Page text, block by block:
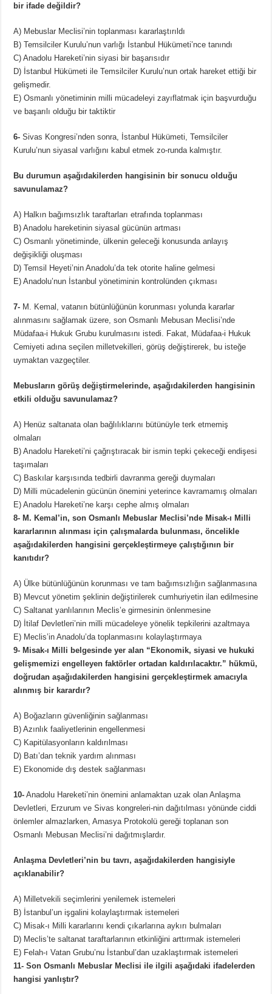
bir ifade değildir?
A) Mebuslar Meclisi’nin toplanması kararlaştırıldı
B) Temsilciler Kurulu’nun varlığı İstanbul Hükümeti’nce tanındı
C) Anadolu Hareketi’nin siyasi bir başarısıdır
D) İstanbul Hükümeti ile Temsilciler Kurulu’nun ortak hareket ettiği bir
gelişmedir.
E) Osmanlı yönetiminin milli mücadeleyi zayıflatmak için başvurduğu
ve başarılı olduğu bir taktiktir
6- Sivas Kongresi’nden sonra, İstanbul Hükümeti, Temsilciler
Kurulu’nun siyasal varlığını kabul etmek zo-runda kalmıştır.
Bu durumun aşağıdakilerden hangisinin bir sonucu olduğu
savunulamaz?
A) Halkın bağımsızlık taraftarları etrafında toplanması
B) Anadolu hareketinin siyasal gücünün artması
C) Osmanlı yönetiminde, ülkenin geleceği konusunda anlayış
değişikliği oluşması
D) Temsil Heyeti’nin Anadolu’da tek otorite haline gelmesi
E) Anadolu’nun İstanbul yönetiminin kontrolünden çıkması
7- M. Kemal, vatanın bütünlüğünün korunması yolunda kararlar
alınmasını sağlamak üzere, son Osmanlı Mebusan Meclisi’nde
Müdafaa-i Hukuk Grubu kurulmasını istedi. Fakat, Müdafaa-i Hukuk
Cemiyeti adına seçilen milletvekilleri, görüş değiştirerek, bu isteğe
uymaktan vazgeçtiler.
Mebusların görüş değiştirmelerinde, aşağıdakilerden hangisinin
etkili olduğu savunulamaz?
A) Henüz saltanata olan bağlılıklarını bütünüyle terk etmemiş
olmaları
B) Anadolu Hareketi’ni çağrıştıracak bir ismin tepki çekeceği endişesi
taşımaları
C) Baskılar karşısında tedbirli davranma gereği duymaları
D) Milli mücadelenin gücünün önemini yeterince kavramamış olmaları
E) Anadolu Hareketi’ne karşı cephe almış olmaları
8- M. Kemal’in, son Osmanlı Mebuslar Meclisi’nde Misak-ı Milli
kararlarının alınması için çalışmalarda bulunması, öncelikle
aşağıdakilerden hangisini gerçekleştirmeye çalıştığının bir
kanıtıdır?
A) Ülke bütünlüğünün korunması ve tam bağımsızlığın sağlanmasına
B) Mevcut yönetim şeklinin değiştirilerek cumhuriyetin ilan edilmesine
C) Saltanat yanlılarının Meclis’e girmesinin önlenmesine
D) İtilaf Devletleri’nin milli mücadeleye yönelik tepkilerini azaltmaya
E) Meclis’in Anadolu’da toplanmasını kolaylaştırmaya
9- Misak-ı Milli belgesinde yer alan “Ekonomik, siyasi ve hukuki
gelişmemizi engelleyen faktörler ortadan kaldırılacaktır.” hükmü,
doğrudan aşağıdakilerden hangisini gerçekleştirmek amacıyla
alınmış bir karardır?
A) Boğazların güvenliğinin sağlanması
B) Azınlık faaliyetlerinin engellenmesi
C) Kapitülasyonların kaldırılması
D) Batı’dan teknik yardım alınması
E) Ekonomide dış destek sağlanması
10- Anadolu Hareketi’nin önemini anlamaktan uzak olan Anlaşma
Devletleri, Erzurum ve Sivas kongreleri-nin dağıtılması yönünde ciddi
önlemler almazlarken, Amasya Protokolü gereği toplanan son
Osmanlı Mebusan Meclisi’ni dağıtmışlardır.
Anlaşma Devletleri’nin bu tavrı, aşağıdakilerden hangisiyle
açıklanabilir?
A) Milletvekili seçimlerini yenilemek istemeleri
B) İstanbul’un işgalini kolaylaştırmak istemeleri
C) Misak-ı Milli kararlarını kendi çıkarlarına aykırı bulmaları
D) Meclis’te saltanat taraftarlarının etkinliğini arttırmak istemeleri
E) Felah-ı Vatan Grubu’nu İstanbul’dan uzaklaştırmak istemeleri
11- Son Osmanlı Mebuslar Meclisi ile ilgili aşağıdaki ifadelerden
hangisi yanlıştır?